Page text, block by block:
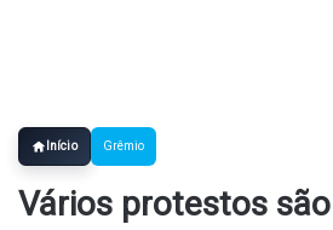
Início Grêmio
Vários protestos